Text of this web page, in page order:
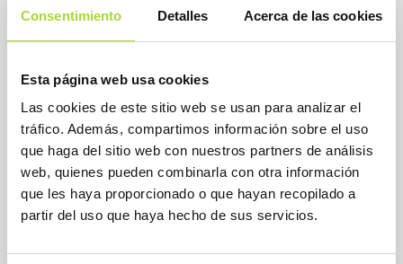
Consentimiento Detalles Acerca de las cookies
Esta página web usa cookies
Las cookies de este sitio web se usan para analizar el
tráfico. Además, compartimos información sobre el uso
que haga del sitio web con nuestros partners de análisis
web, quienes pueden combinarla con otra información
que les haya proporcionado o que hayan recopilado a
partir del uso que haya hecho de sus servicios.
BioSim
Asociación Española de Medicamentos Biosimilares
Dirección
Calle Condesa de Venadito, 1
28027 Madrid
Teléfono : +34 91 864 31 32